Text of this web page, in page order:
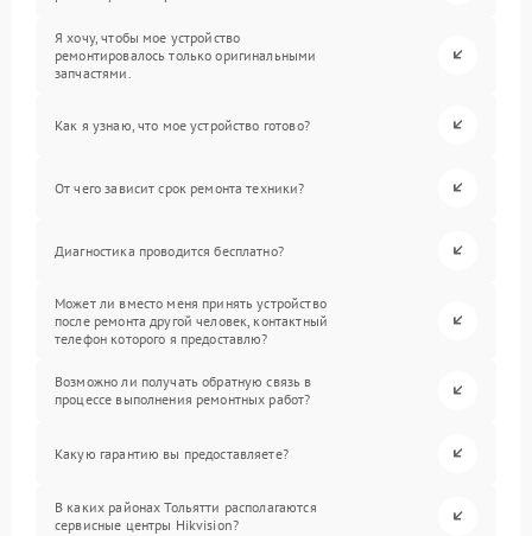
Я хочу, чтобы мое устройство
ремонтировалось только оригинальными
запчастями.
Как я узнаю, что мое устройство готово?
От чего зависит срок ремонта техники?
Диагностика проводится бесплатно?
Может ли вместо меня принять устройство
после ремонта другой человек, контактный
телефон которого я предоставлю?
Возможно ли получать обратную связь в
процессе выполнения ремонтных работ?
Какую гарантию вы предоставляете?
В каких районах Тольятти располагаются
сервисные центры Hikvision?